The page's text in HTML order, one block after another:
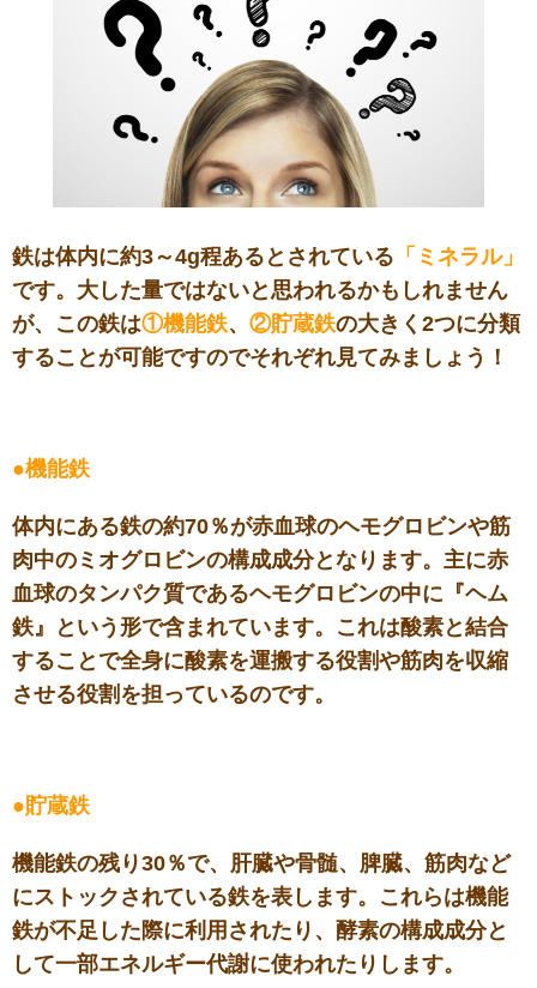
鉄は体内に約3～4g程あるとされている 「ミネラル」
です。大した量ではないと思われるかもしれません
が、この鉄は①機能鉄、 ②貯蔵鉄の大きく2つに分類
することが可能ですのでそれぞれ見てみましょう！
●機能鉄
体内にある鉄の約70％が赤血球のヘモグロビンや筋
肉中のミオグロビンの構成成分となります。主に赤
血球のタンパク質であるヘモグロビンの中に『ヘム
鉄』という形で含まれています。これは酸素と結合
することで全身に酸素を運搬する役割や筋肉を収縮
させる役割を担っているのです。
●貯蔵鉄
機能鉄の残り30％で、肝臓や骨髄、脾臓、筋肉など
にストックされている鉄を表します。これらは機能
鉄が不足した際に利用されたり、酵素の構成成分と
して一部エネルギー代謝に使われたりします。